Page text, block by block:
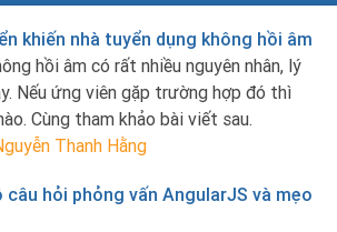
khiến nhà tuyển dụng không hồi âm
hồi âm có rất nhiều nguyên nhân, lý
Nếu ứng viên gặp trường hợp đó thì
Cùng tham khảo bài viết sau.
Thanh Hằng
hỏi phỏng vấn AngularJS và mẹo